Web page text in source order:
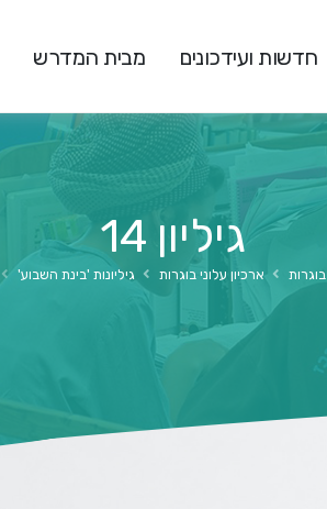
חדשות ועידכונים מבית המדרש
גיליון 14
בוגרות ארכיון עלוני בוגרות גיליונות 'בינת השבוע'